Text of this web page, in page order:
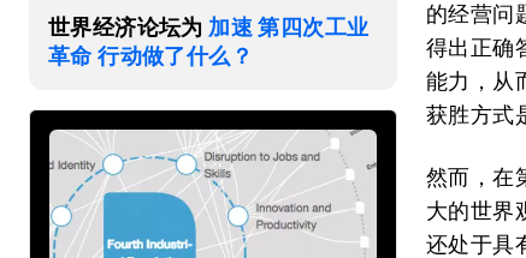
世界经济论坛为 加速 第四次工业
革命 行动做了什么？
的经营问
得出正确
能力，从
获胜方式
然而，在
大的世界
还处于具